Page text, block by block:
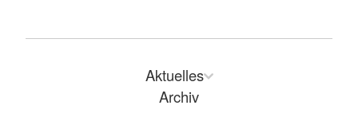
Aktuelles
Archiv